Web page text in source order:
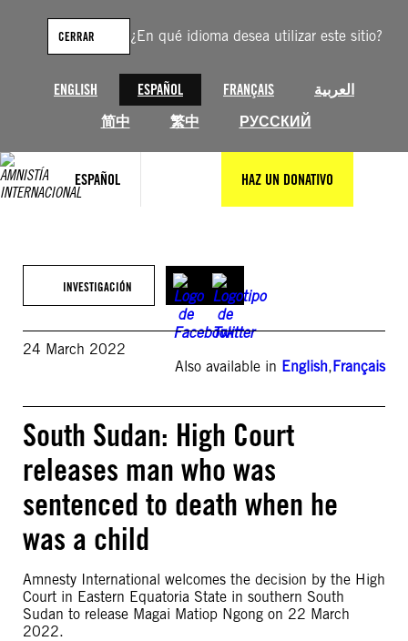
¿En qué idioma desea utilizar este sitio?
ENGLISH ESPAÑOL FRANÇAIS
العربية
简中
繁中 РУССКИЙ
CERRAR
ESPAÑOL HAZ UN DONATIVO
contenido
INVESTIGACIÓN
24 March 2022
Also available in English,Français
South Sudan: High Court
releases man who was
sentenced to death when he
was a child
Amnesty International welcomes the decision by the High
Court in Eastern Equatoria State in southern South
Sudan to release Magai Matiop Ngong on 22 March
2022.